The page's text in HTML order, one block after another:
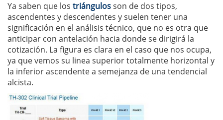
Ya saben que los triángulosson de dos tipos,
ascendentes y descendentes y suelen tener una
significación en el análisis técnico, que no es otra que
anticipar con antelación hacia donde se dirigirá la
cotización. La figura es clara en el caso que nos ocupa,
ya que vemos su linea superior totalmente horizontal y
la inferior ascendente a semejanza de una tendencial
alcista.